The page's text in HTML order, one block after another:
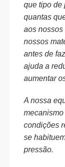
que tipo de
quantas
aos nossos
nossos
antes de
ajuda a
aumentar
A nossa
condições
se
pressão.